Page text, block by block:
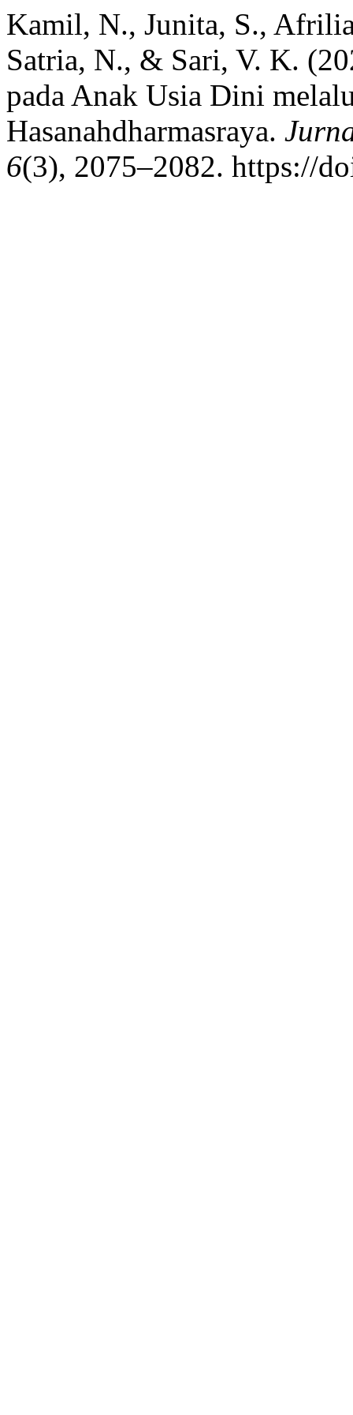
Kamil, N., Junita, S.,
Satria, N., & Sari, V. K.
pada Anak Usia Dini
Hasanahdharmasraya.
6(3), 2075–2082. https://